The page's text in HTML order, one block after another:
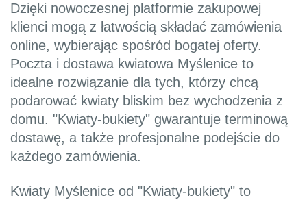
Dzięki nowoczesnej platformie zakupowej
klienci mogą z łatwością składać zamówienia
online, wybierając spośród bogatej oferty.
Poczta i dostawa kwiatowa Myślenice to
idealne rozwiązanie dla tych, którzy chcą
podarować kwiaty bliskim bez wychodzenia z
domu. "Kwiaty-bukiety" gwarantuje terminową
dostawę, a także profesjonalne podejście do
każdego zamówienia.
Kwiaty Myślenice od "Kwiaty-bukiety" to